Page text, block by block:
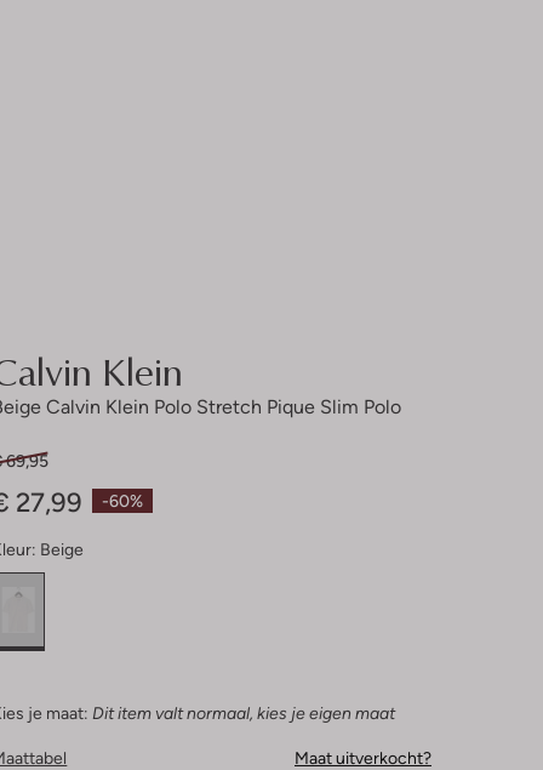
Klein
Calvin Klein Polo Stretch Pique Slim Polo
-60%
69,95
27,99
Beige
je maat: Dit item valt normaal, kies je eigen maat
Maat uitverkocht?